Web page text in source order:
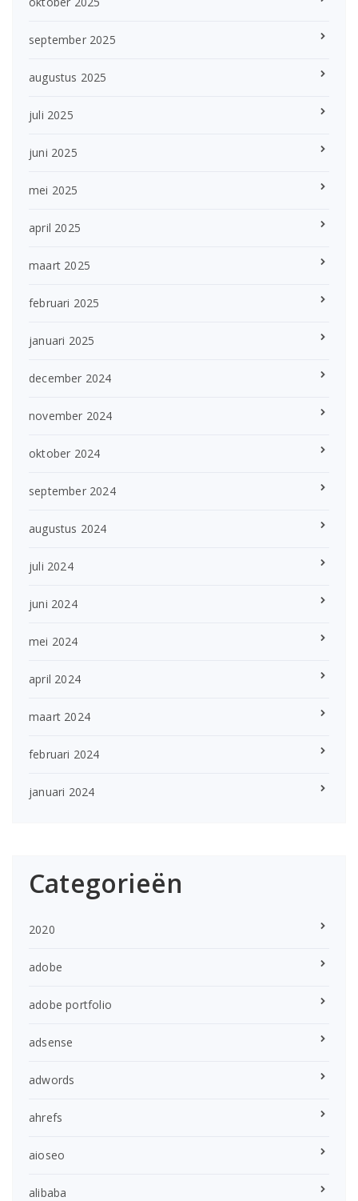
september 2025
augustus 2025
juli 2025
juni 2025
mei 2025
april 2025
maart 2025
februari 2025
januari 2025
december 2024
november 2024
oktober 2024
september 2024
augustus 2024
juli 2024
juni 2024
mei 2024
april 2024
maart 2024
februari 2024
januari 2024
Categorieën
2020
adobe
adobe portfolio
adsense
adwords
ahrefs
aioseo
alibaba